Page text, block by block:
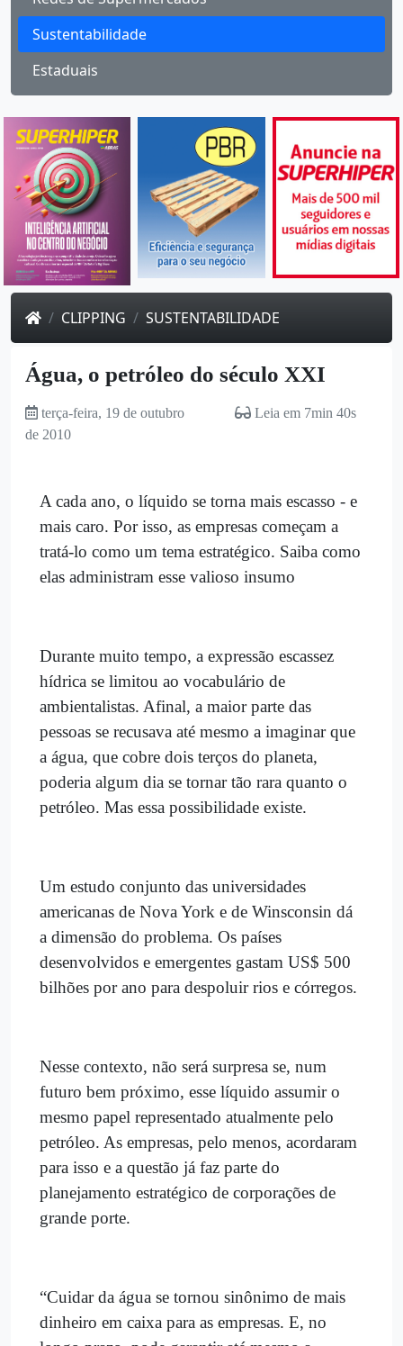
Sustentabilidade
Estaduais
CLIPPING SUSTENTABILIDADE
Água, o petróleo do século XXI
terça-feira, 19 de outubro
de 2010
Leia em 7min 40s
A cada ano, o líquido se torna mais escasso - e
mais caro. Por isso, as empresas começam a
tratá-lo como um tema estratégico. Saiba como
elas administram esse valioso insumo
Durante muito tempo, a expressão escassez
hídrica se limitou ao vocabulário de
ambientalistas. Afinal, a maior parte das
pessoas se recusava até mesmo a imaginar que
a água, que cobre dois terços do planeta,
poderia algum dia se tornar tão rara quanto o
petróleo. Mas essa possibilidade existe.
Um estudo conjunto das universidades
americanas de Nova York e de Winsconsin dá
a dimensão do problema. Os países
desenvolvidos e emergentes gastam US$ 500
bilhões por ano para despoluir rios e córregos.
Nesse contexto, não será surpresa se, num
futuro bem próximo, esse líquido assumir o
mesmo papel representado atualmente pelo
petróleo. As empresas, pelo menos, acordaram
para isso e a questão já faz parte do
planejamento estratégico de corporações de
grande porte.
“Cuidar da água se tornou sinônimo de mais
dinheiro em caixa para as empresas. E, no